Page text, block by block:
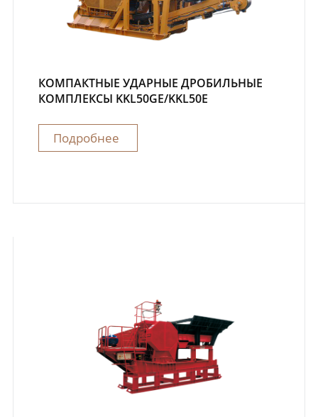
КОМПАКТНЫЕ УДАРНЫЕ ДРОБИЛЬНЫЕ
КОМПЛЕКСЫ KKL50GE/KKL50E
Подробнее